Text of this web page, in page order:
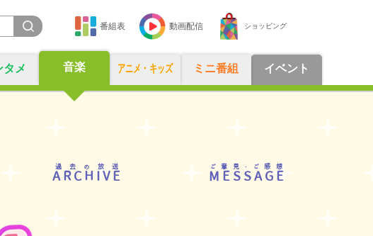
番組表 動画配信 ショッピング
タメ 音楽 アニメ・キッズ ミニ番組 イベント
ARCHIVE
過去の放送
MESSAGE
ご意見・ご感想